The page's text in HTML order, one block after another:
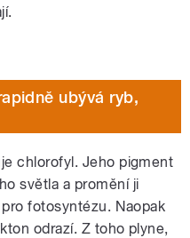
ubývá ryb,
chlorofyl. Jeho pigment
světla a promění ji
fotosyntézu. Naopak
odrazí. Z toho plyne,